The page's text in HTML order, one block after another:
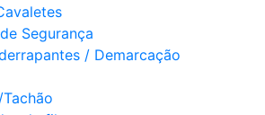
Segurança
/ Demarcação